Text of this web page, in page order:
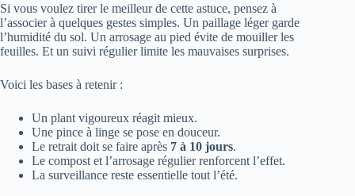
Si vous voulez tirer le meilleur de cette astuce, pensez à
l’associer à quelques gestes simples. Un paillage léger garde
l’humidité du sol. Un arrosage au pied évite de mouiller les
feuilles. Et un suivi régulier limite les mauvaises surprises.
Voici les bases à retenir :
Un plant vigoureux réagit mieux.
Une pince à linge se pose en douceur.
Le retrait doit se faire après 7 à 10 jours.
Le compost et l’arrosage régulier renforcent l’effet.
La surveillance reste essentielle tout l’été.